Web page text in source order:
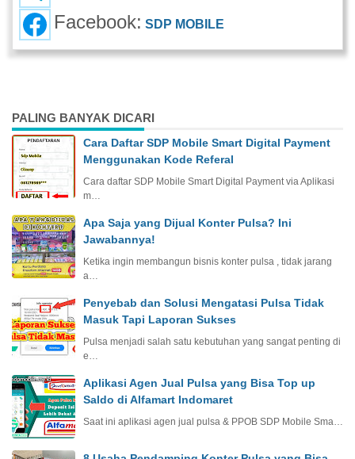
Facebook: SDP MOBILE
PALING BANYAK DICARI
Cara Daftar SDP Mobile Smart Digital Payment
Menggunakan Kode Referal
Cara daftar SDP Mobile Smart Digital Payment via Aplikasi
m…
Apa Saja yang Dijual Konter Pulsa? Ini
Jawabannya!
Ketika ingin membangun bisnis konter pulsa , tidak jarang
a…
Penyebab dan Solusi Mengatasi Pulsa Tidak
Masuk Tapi Laporan Sukses
Pulsa menjadi salah satu kebutuhan yang sangat penting di
e…
Aplikasi Agen Jual Pulsa yang Bisa Top up
Saldo di Alfamart Indomaret
Saat ini aplikasi agen jual pulsa & PPOB SDP Mobile Sma…